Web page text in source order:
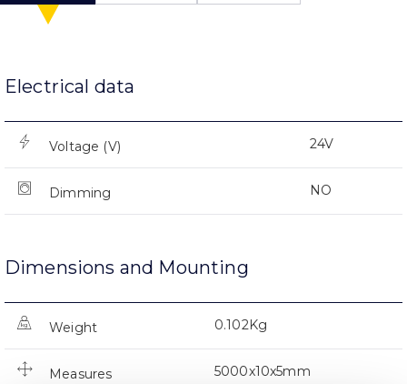
Electrical data
Voltage (V) 24V
Dimming NO
Dimensions and Mounting
Weight 0.102Kg
Measures 5000x10x5mm